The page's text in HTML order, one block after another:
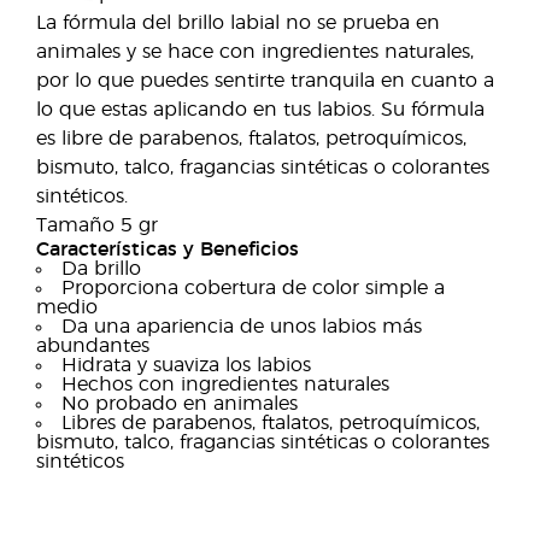
La fórmula del brillo labial no se prueba en
animales y se hace con ingredientes naturales,
por lo que puedes sentirte tranquila en cuanto a
lo que estas aplicando en tus labios. Su fórmula
es libre de parabenos, ftalatos, petroquímicos,
bismuto, talco, fragancias sintéticas o colorantes
sintéticos.
Tamaño 5 gr
Características y Beneficios
Da brillo
Proporciona cobertura de color simple a
medio
Da una apariencia de unos labios más
abundantes
Hidrata y suaviza los labios
Hechos con ingredientes naturales
No probado en animales
Libres de parabenos, ftalatos, petroquímicos,
bismuto, talco, fragancias sintéticas o colorantes
sintéticos